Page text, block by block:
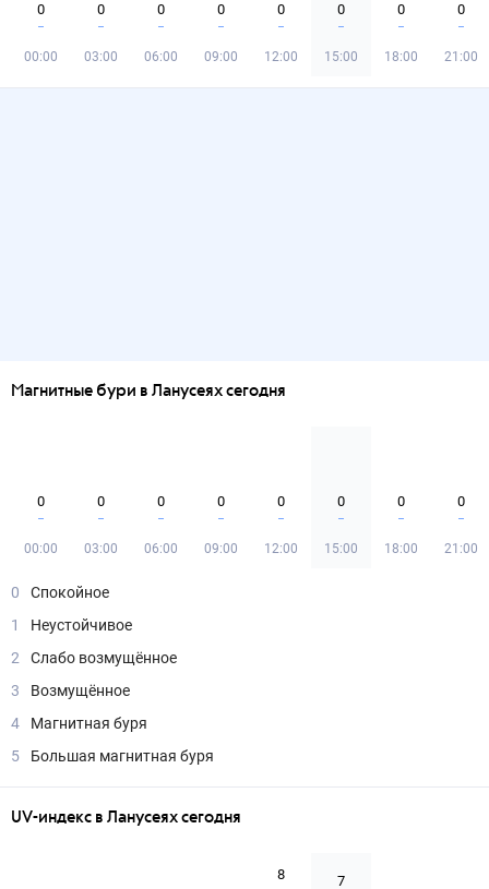
0
00:00
0
03:00
0
06:00
0
09:00
0
12:00
0
15:00
0
18:00
0
21:00
Магнитные бури в Ланусеях сегодня
0
00:00
0
03:00
0
06:00
0
09:00
0
12:00
0
15:00
0
18:00
0
21:00
0
Спокойное
1
Неустойчивое
2
Слабо возмущённое
3
Возмущённое
4
Магнитная буря
5
Большая магнитная буря
UV-индекс в Ланусеях сегодня
8 7